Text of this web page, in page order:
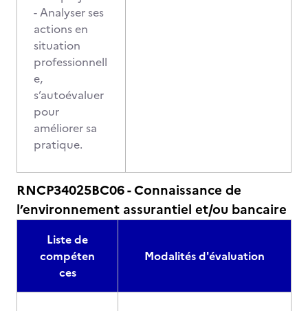
- Analyser ses
actions en
situation
professionnell
e,
s’autoévaluer
pour
améliorer sa
pratique.
RNCP34025BC06 - Connaissance de
l’environnement assurantiel et/ou bancaire
Liste de
compéten
ces
Modalités d'évaluation